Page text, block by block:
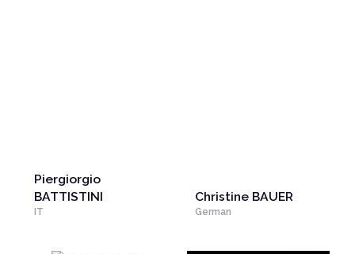
Piergiorgio
BATTISTINI
IT
Christine BAUER
German